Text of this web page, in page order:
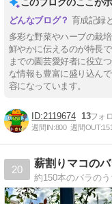
育成記録
多彩な野菜やハーブの栽
鮮やかに伝えるのが特長
までの園芸愛好者に役立
な情報も豊富に盛り込ん
容になっています。
2119674 13
週間IN:800 週間OUT:
20
薪割りマコの